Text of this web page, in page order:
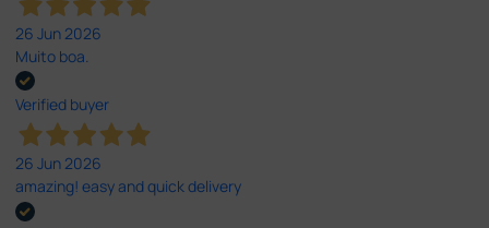
26 Jun 2026
Muito boa.
Verified buyer
26 Jun 2026
amazing! easy and quick delivery